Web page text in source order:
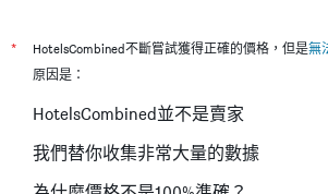
印度飯店
緬甸飯店
汶萊達魯薩蘭國飯店
哈薩克斯坦飯店
* HotelsCombined不斷嘗試獲得正確的價格，但是無
原因是：
HotelsCombined並不是賣家
我們替你收集非常大量的數據